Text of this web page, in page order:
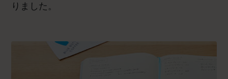
りました。